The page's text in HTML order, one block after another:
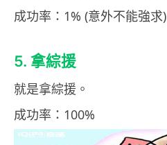
成功率：1% (意外不能強求)
5. 拿綜援
就是拿綜援。
成功率：100%